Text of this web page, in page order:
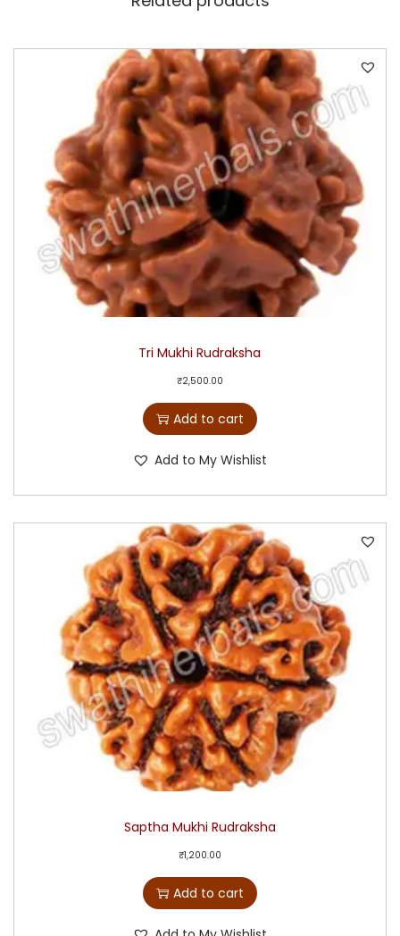
Tri Mukhi Rudraksha
₹2,500.00
Add to cart
Add to My Wishlist
Saptha Mukhi Rudraksha
₹1,200.00
Add to cart